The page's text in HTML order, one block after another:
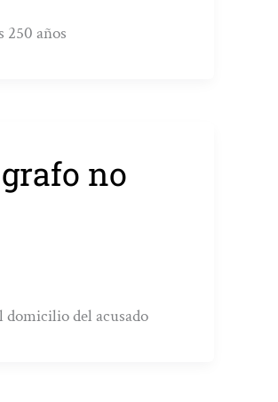
250 años
no
domicilio del acusado